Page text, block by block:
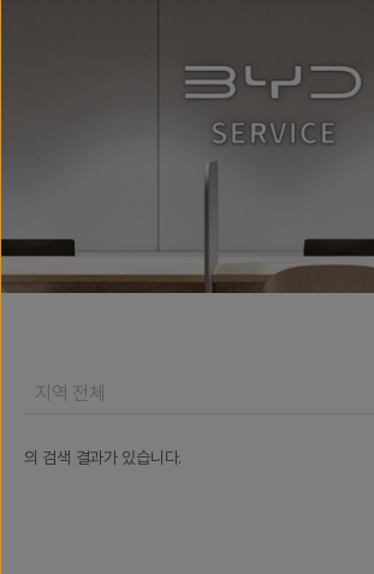
지역 전체
의 검색 결과가 있습니다.